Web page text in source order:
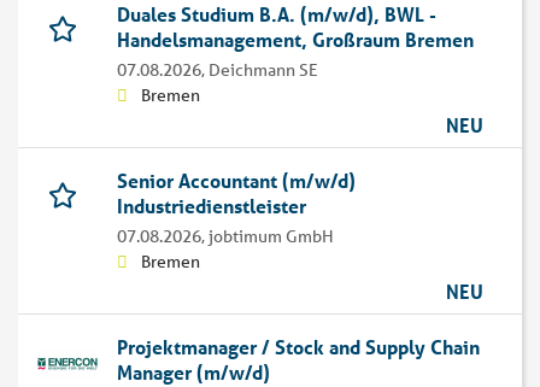
Duales Studium B.A. (m/w/d), BWL -
Handelsmanagement, Großraum Bremen
07.08.2026, Deichmann SE
Bremen
NEU
Senior Accountant (m/w/d)
Industriedienstleister
07.08.2026,jobtimum GmbH
Bremen
NEU
Projektmanager / Stock and Supply Chain
Manager (m/w/d)